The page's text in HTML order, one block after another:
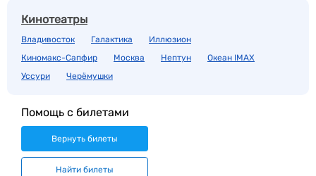
Кинотеатры
Владивосток Галактика
Иллюзион
Киномакс-Сапфир
Москва Нептун
Океан IMAX
Уссури
Черёмушки
Помощь с билетами
Вернуть билеты
Найти билеты